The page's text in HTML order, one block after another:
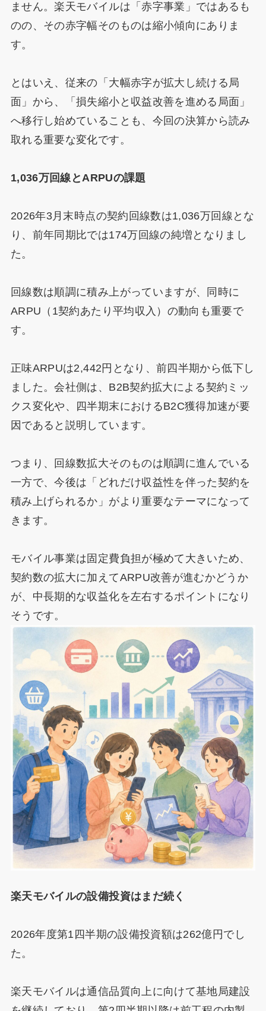
ません。楽天モバイルは「赤字事業」ではあるも
のの、その赤字幅そのものは縮小傾向にありま
す。
とはいえ、従来の「大幅赤字が拡大し続ける局
面」から、「損失縮小と収益改善を進める局面」
へ移行し始めていることも、今回の決算から読み
取れる重要な変化です。
1,036万回線とARPUの課題
2026年3月末時点の契約回線数は1,036万回線とな
り、前年同期比では174万回線の純増となりまし
た。
回線数は順調に積み上がっていますが、同時に
ARPU（1契約あたり平均収入）の動向も重要で
す。
正味ARPUは2,442円となり、前四半期から低下し
ました。会社側は、B2B契約拡大による契約ミッ
クス変化や、四半期末におけるB2C獲得加速が要
因であると説明しています。
つまり、回線数拡大そのものは順調に進んでいる
一方で、今後は「どれだけ収益性を伴った契約を
積み上げられるか」がより重要なテーマになって
きます。
モバイル事業は固定費負担が極めて大きいため、
契約数の拡大に加えてARPU改善が進むかどうか
が、中長期的な収益化を左右するポイントになり
そうです。
楽天モバイルの設備投資はまだ続く
2026年度第1四半期の設備投資額は262億円でし
た。
楽天モバイルは通信品質向上に向けて基地局建設